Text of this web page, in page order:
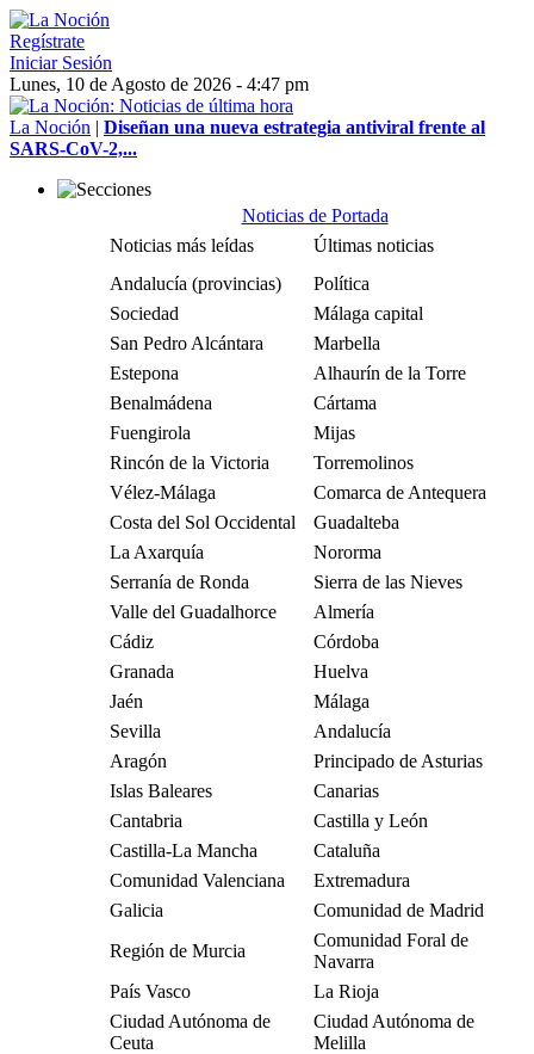
Regístrate
Iniciar Sesión
Lunes, 10 de Agosto de 2026 - 4:47 pm
La Noción | Diseñan una nueva estrategia antiviral frente al
SARS-CoV-2,...
Noticias de Portada
Noticias más leídas
Últimas noticias
Andalucía (provincias)
Política
Sociedad
Málaga capital
San Pedro Alcántara
Marbella
Estepona
Alhaurín de la Torre
Benalmádena
Cártama
Fuengirola
Mijas
Rincón de la Victoria
Torremolinos
Vélez-Málaga
Comarca de Antequera
Costa del Sol Occidental
Guadalteba
La Axarquía
Nororma
Serranía de Ronda
Sierra de las Nieves
Valle del Guadalhorce
Almería
Cádiz
Córdoba
Granada
Huelva
Jaén
Málaga
Sevilla
Andalucía
Aragón
Principado de Asturias
Islas Baleares
Canarias
Cantabria
Castilla y León
Castilla-La Mancha
Cataluña
Comunidad Valenciana
Extremadura
Galicia
Comunidad de Madrid
Región de Murcia
Comunidad Foral de
Navarra
País Vasco
La Rioja
Ciudad Autónoma de
Ceuta
Ciudad Autónoma de
Melilla